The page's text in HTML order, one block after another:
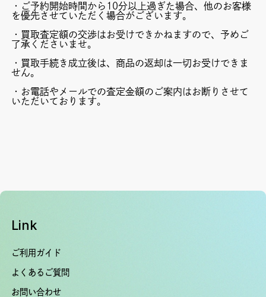
・ご予約開始時間から10分以上過ぎた場合、他のお客様
を優先させていただく場合がございます。
・買取査定額の交渉はお受けできかねますので、予めご
了承くださいませ。
・買取手続き成立後は、商品の返却は一切お受けできま
せん。
・お電話やメールでの査定金額のご案内はお断りさせて
いただいております。
Link
ご利用ガイド
よくあるご質問
お問い合わせ